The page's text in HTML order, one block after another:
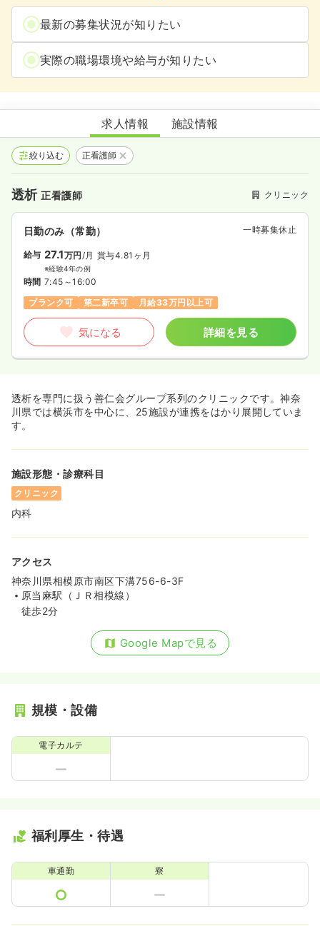
最新の募集状況が知りたい
実際の職場環境や給与が知りたい
麻溝じんクリニック
求人情報 施設情報
絞り込む 正看護師
透析正看護師 クリニック
日勤のみ（常勤） 一時募集休止
給与 27.1万円/月 賞与4.81ヶ月
※経験4年の例
時間 7:45～16:00
ブランク可
第二新卒可 月給33万円以上可
気になる 詳細を見る
透析を専門に扱う善仁会グループ系列のクリニックです。神奈
川県では横浜市を中心に、25施設が連携をはかり展開していま
す。
施設形態・診療科目
クリニック
内科
アクセス
神奈川県相模原市南区下溝756-6-3F
原当麻駅（ＪＲ相模線）
徒歩2分
Google Mapで見る
規模・設備
電子カルテ
福利厚生・待遇
車通勤 寮